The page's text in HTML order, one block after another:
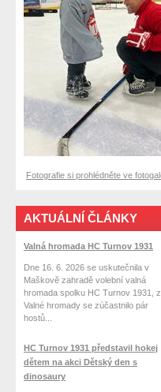
Fotografie si prohlédněte ve
AKTUÁLNÍ ČLÁNKY
Valná hromada HC Turnov 1931
Dne 16. 6. 2026 se uskutečnila v
Maškově zahradě volební valná
hromada spolku HC Turnov 1931,
Valné hromady se zúčastnilo pár
hostů...
HC Turnov 1931 představil hokej
dětem na akci Dětský den s
dinosaury